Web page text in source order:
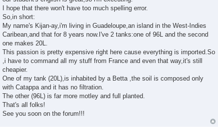
g
e
I hope that there won't have too much spelling error.
So,in short:
My name's Kijan-ay,i'm living in Guadeloupe,an island in the West-Indies
Caribean,and that for 8 years now.I've 2 tanks:one of 96L and the second
one makes 20L.
This passion is pretty expensive right here cause everything is imported.So
,i have to command all my stuff from France and even that way,it's still
cheapier.
One of my tank (20L),is inhabited by a Betta ,the soil is composed only
with Catappa and it has no filtration.
The other (96L) is far more motley and full planted.
That's all folks!
See you soon on the forum!!!